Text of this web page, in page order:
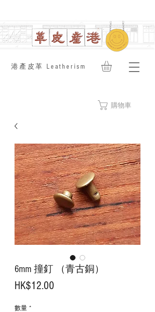
​港產皮革 Leatherism
購物車
6mm 撞釘 （青古銅）
HK$12.00
數量 *